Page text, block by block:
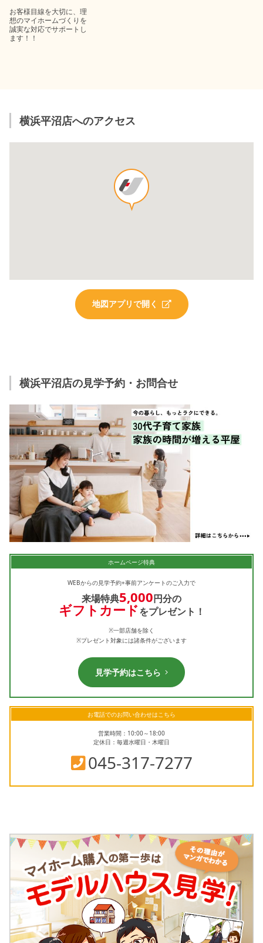
お客様目線を大切に、理
想のマイホームづくりを
誠実な対応でサポートし
ます！！
横浜平沼店へのアクセス
地図アプリで開く
横浜平沼店の見学予約・お問合せ
ホームページ特典
WEBからの見学予約+事前アンケートのご入力で
来場特典5,000円分の
ギフトカードをプレゼント！
※一部店舗を除く
※プレゼント対象には諸条件がございます
見学予約はこちら
お電話でのお問い合わせはこちら
営業時間：10:00～18:00
定休日：毎週水曜日・木曜日
045-317-7277